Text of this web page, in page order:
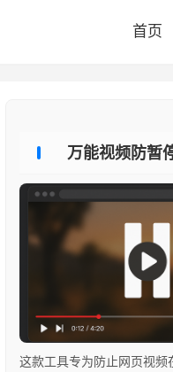
首页
万能视频防暂
这款工具专为防止网页视频